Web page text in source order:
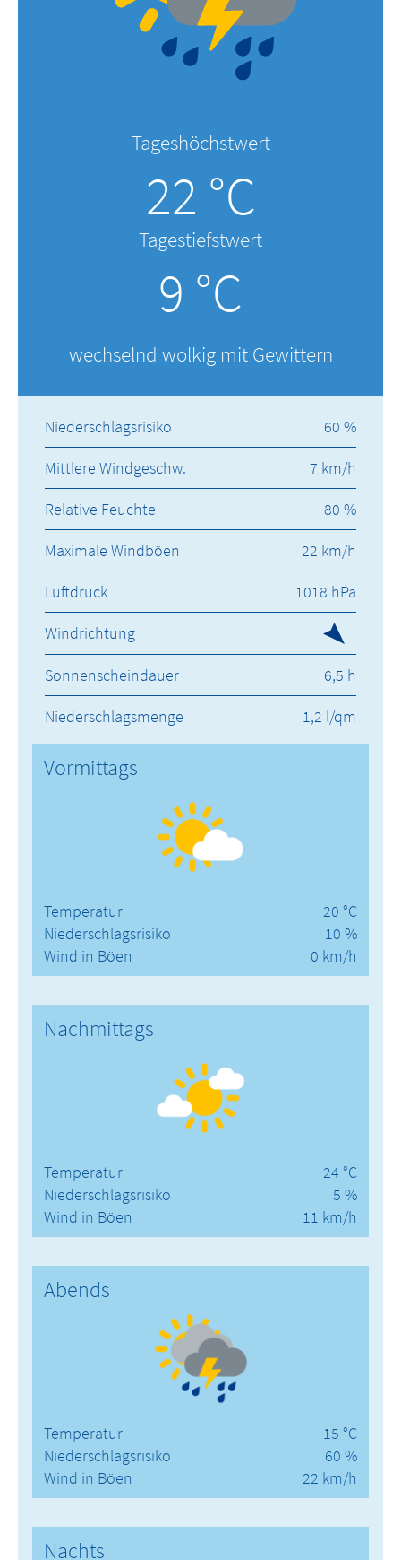
Tageshöchstwert
22 °C
Tagestiefstwert
9 °C
wechselnd wolkig mit Gewittern
Niederschlagsrisiko
60 %
Mittlere Windgeschw.
7 km/h
Relative Feuchte
80 %
Maximale Windböen
22 km/h
Luftdruck
1018 hPa
Windrichtung
Sonnenscheindauer
6,5 h
Niederschlagsmenge
1,2 l/qm
Vormittags
Temperatur
Niederschlagsrisiko
Wind in Böen
20 °C
10 %
0 km/h
Nachmittags
Temperatur
Niederschlagsrisiko
Wind in Böen
24 °C
5 %
11 km/h
Abends
Temperatur
Niederschlagsrisiko
Wind in Böen
15 °C
60 %
22 km/h
Nachts